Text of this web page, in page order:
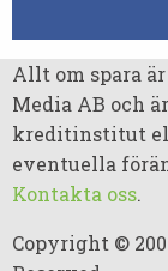
Allt om spara
Media AB och
kreditinstitut
eventuella
Kontakta oss.
Copyright ©